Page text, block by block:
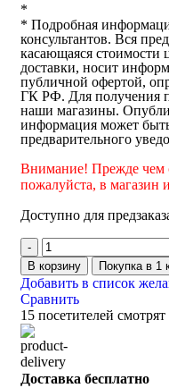
*
* Подробная
консультантов. Вся
касающаяся стоимости
доставки, носит
публичной офертой,
ГК РФ. Для получения
наши магазины.
информация может
предварительного
Внимание! Прежде чем
пожалуйста, в магазин
Доступно для
В корзину Покупка в 1
Добавить в список
Сравнить
15 посетителей
Доставка бесплатно